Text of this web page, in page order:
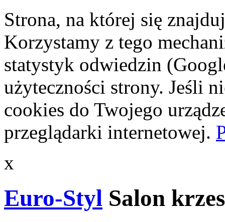
Strona, na której się
Korzystamy z tego
statystyk odwiedzin
użyteczności strony. Jeśli
cookies do Twojego
przeglądarki internetowej.
x
Euro-Styl Salon